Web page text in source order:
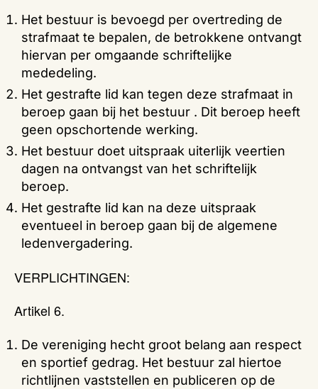
Het bestuur is bevoegd per overtreding de
strafmaat te bepalen, de betrokkene ontvangt
hiervan per omgaande schriftelijke
mededeling.
Het gestrafte lid kan tegen deze strafmaat in
beroep gaan bij het bestuur . Dit beroep heeft
geen opschortende werking.
Het bestuur doet uitspraak uiterlijk veertien
dagen na ontvangst van het schriftelijk
beroep.
Het gestrafte lid kan na deze uitspraak
eventueel in beroep gaan bij de algemene
ledenvergadering.
VERPLICHTINGEN:
Artikel 6.
De vereniging hecht groot belang aan respect
en sportief gedrag. Het bestuur zal hiertoe
richtlijnen vaststellen en publiceren op de